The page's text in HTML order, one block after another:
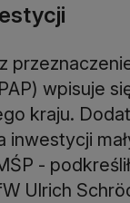
wpisuje
kraju.
-
Ulrich